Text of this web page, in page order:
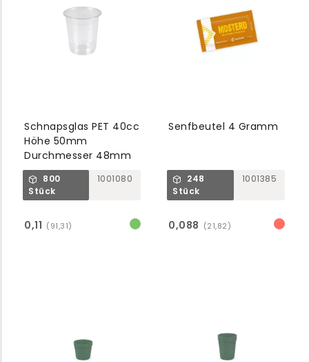
Schnapsglas PET 40cc
Höhe 50mm
Durchmesser 48mm
800
Stück
1001080
0,11 (91,31)
Senfbeutel 4 Gramm
248
Stück
1001385
0,088 (21,82)